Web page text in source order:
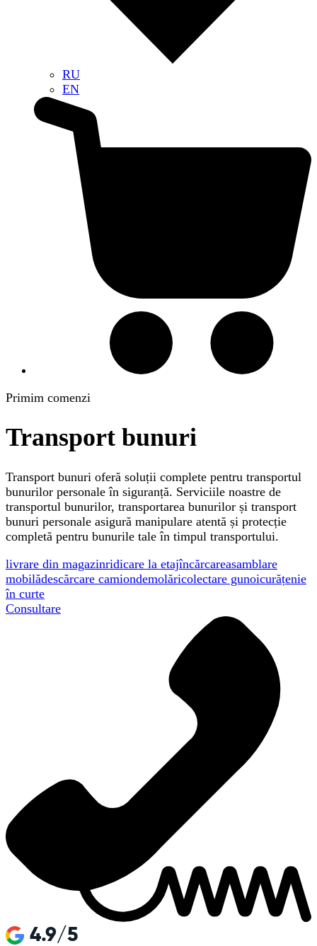
RU
EN
Primim comenzi
Transport bunuri
Transport bunuri oferă soluții complete pentru transportul
bunurilor personale în siguranță. Serviciile noastre de
transportul bunurilor, transportarea bunurilor și transport
bunuri personale asigură manipulare atentă și protecție
completă pentru bunurile tale în timpul transportului.
livrare din magazinridicare la etajîncărcareasamblare
mobilădescărcare camiondemolăricolectare gunoicurățenie
în curte
Consultare
4.9/5